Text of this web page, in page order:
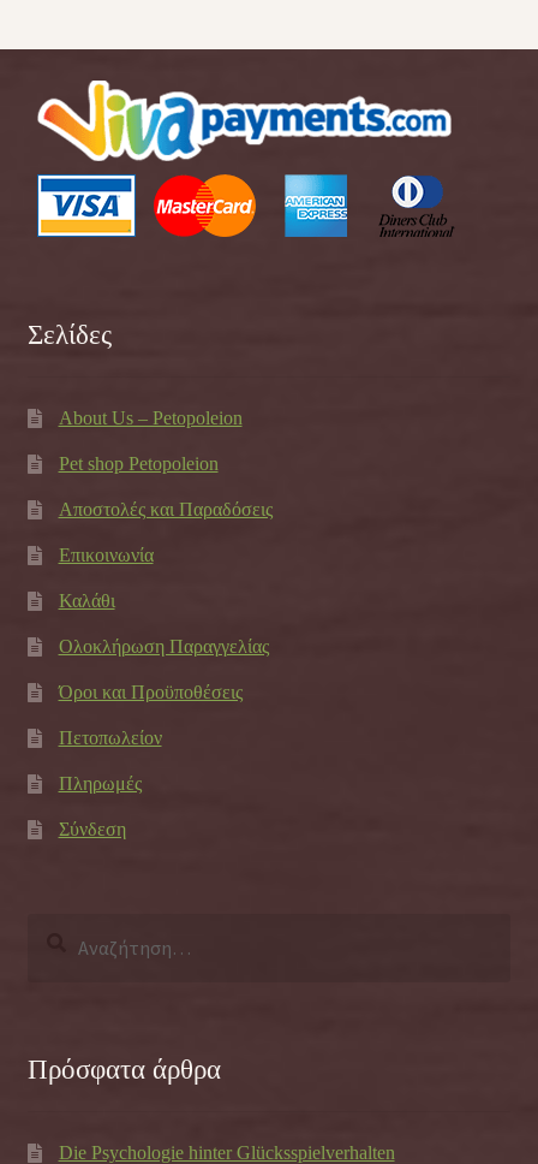
Σελίδες
About Us – Petopoleion
Pet shop Petopoleion
Αποστολές και Παραδόσεις
Επικοινωνία
Καλάθι
Ολοκλήρωση Παραγγελίας
Όροι και Προϋποθέσεις
Πετοπωλείον
Πληρωμές
Σύνδεση
Πρόσφατα άρθρα
Die Psychologie hinter Glücksspielverhalten